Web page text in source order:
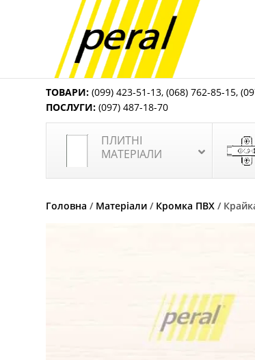
ТОВАРИ: (099) 423-51-13,(068) 762-85-15,
ПОСЛУГИ: (097) 487-18-70
ПЛИТНІ
МАТЕРІАЛИ
Головна / Матеріали / Кромка ПВХ /